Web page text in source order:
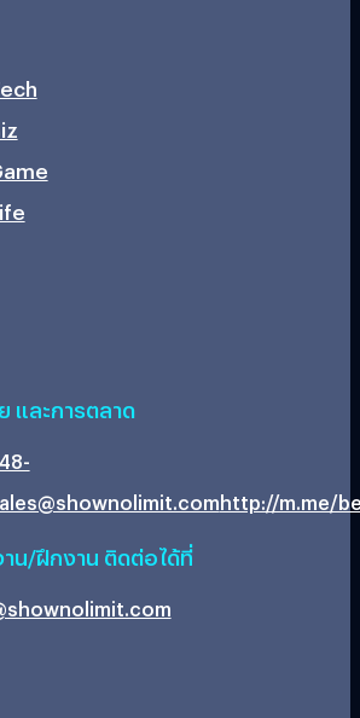
และการตลาด
http://m.me/
น/ฝึกงาน ติดต่อได้ที่